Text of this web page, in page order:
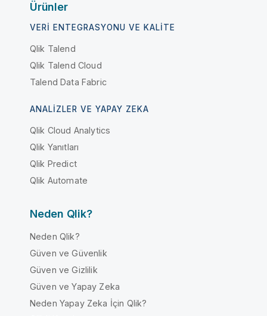
Ürünler
VERI ENTEGRASYONU VE KALITE
Qlik Talend
Qlik Talend Cloud
Talend Data Fabric
ANALIZLER VE YAPAY ZEKA
Qlik Cloud Analytics
Qlik Yanıtları
Qlik Predict
Qlik Automate
Neden Qlik?
Neden Qlik?
Güven ve Güvenlik
Güven ve Gizlilik
Güven ve Yapay Zeka
Neden Yapay Zeka İçin Qlik?